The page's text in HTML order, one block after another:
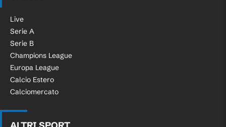
Live
Serie A
Serie B
Champions League
Europa League
Calcio Estero
Calciomercato